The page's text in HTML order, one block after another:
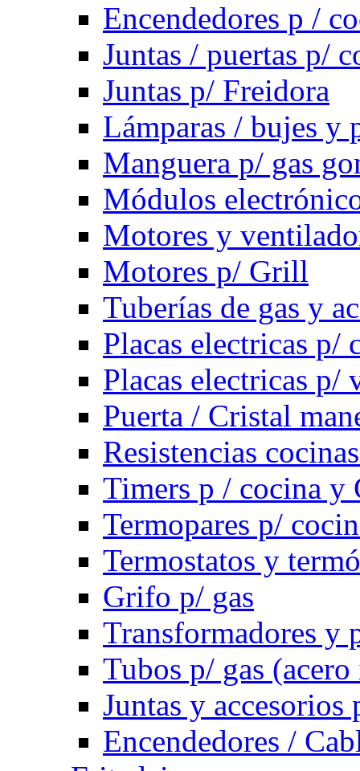
Encendedores p /
Juntas / puertas p/
Juntas p/ Freidora
Lámparas / bujes y
Manguera p/ gas
Módulos
Motores y
Motores p/ Grill
Tuberías de gas y
Placas electricas p/
Placas electricas p/
Puerta / Cristal
Resistencias
Timers p / cocina y
Termopares p/
Termostatos y
Grifo p/ gas
Transformadores y
Tubos p/ gas
Juntas y accesorios
Encendedores /